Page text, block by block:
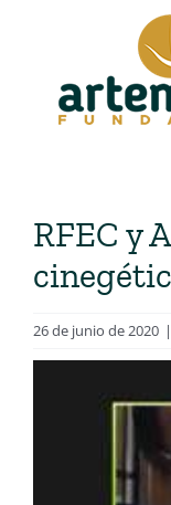
contenido
RFEC y
26 de junio de 2020 |